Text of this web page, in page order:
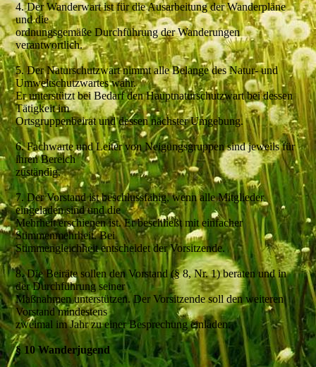
4. Der Wanderwart ist für die Ausarbeitung der Wanderpläne
und die
ordnungsgemäße Durchführung der Wanderungen
verantwortlich.
5. Der Naturschutzwart nimmt alle Belange des Natur- und
Umweltschutzwartes wahr.
Er unterstützt bei Bedarf den Hauptnaturschutzwart bei dessen
Tätigkeit im
Ortsgruppenbeirat und dessen nächster Umgebung.
6. Fachwarte und Leiter von Neigungsgruppen sind jeweils für
ihren Bereich
zuständig.
7. Der Vorstand ist beschlussfähig, wenn alle Mitglieder
eingeladen sind und die
Mehrheit erschienen ist. Er beschließt mit einfacher
Stimmenmehrheit. Bei
Stimmengleichheit entscheidet der Vorsitzende.
8. Die Beiräte sollen den Vorstand (§ 8, Nr. 1) beraten und in
der Durchführung seiner
Maßnahmen unterstützen. Der Vorsitzende soll den weiteren
Vorstand mindestens
zweimal im Jahr zu einer Besprechung einladen.
§ 10 Wanderjugend